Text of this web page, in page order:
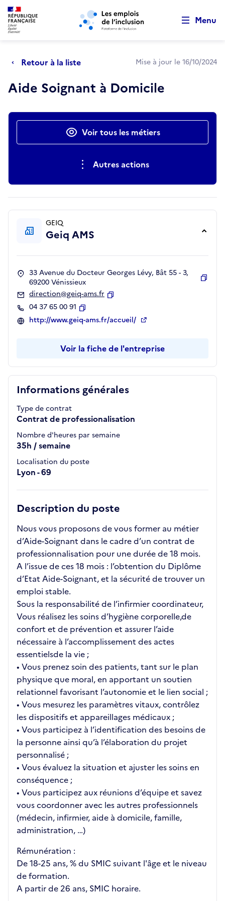
Aller au menu principal Aller au contenu principal
Menu
Retour à la liste Mise à jour le 16/10/2024
Aide Soignant à Domicile
Actions rapidesVoir tous les métiers
Autres actions
Informations générales
Type de contrat
Contrat de professionalisation
Nombre d'heures par semaine
35h / semaine
Localisation du poste
Lyon - 69
Description du poste
Nous vous proposons de vous former au métier
d’Aide-Soignant dans le cadre d’un contrat de
professionnalisation pour une durée de 18 mois.
A l’issue de ces 18 mois : l’obtention du Diplôme
d’Etat Aide-Soignant, et la sécurité de trouver un
emploi stable.
Sous la responsabilité de l’infirmier coordinateur,
Vous réalisez les soins d’hygiène corporelle,de
confort et de prévention et assurer l’aide
nécessaire à l’accomplissement des actes
essentielsde la vie ;
• Vous prenez soin des patients, tant sur le plan
physique que moral, en apportant un soutien
relationnel favorisant l’autonomie et le lien social ;
• Vous mesurez les paramètres vitaux, contrôlez
les dispositifs et appareillages médicaux ;
• Vous participez à l’identification des besoins de
la personne ainsi qu’à l’élaboration du projet
personnalisé ;
• Vous évaluez la situation et ajuster les soins en
conséquence ;
• Vous participez aux réunions d’équipe et savez
vous coordonner avec les autres professionnels
(médecin, infirmier, aide à domicile, famille,
administration, …)
Rémunération :
De 18-25 ans, % du SMIC suivant l'âge et le niveau
de formation.
A partir de 26 ans, SMIC horaire.
GEIQ
Geiq AMS
33 Avenue du Docteur Georges Lévy, Bât 55 - 3,
69200 Vénissieux
direction@geiq-ams.fr
04 37 65 00 91
Copier
http://www.geiq-ams.fr/accueil/
Voir la fiche de l'entreprise
Retour au début de la page
Panneau de gestion des cookies